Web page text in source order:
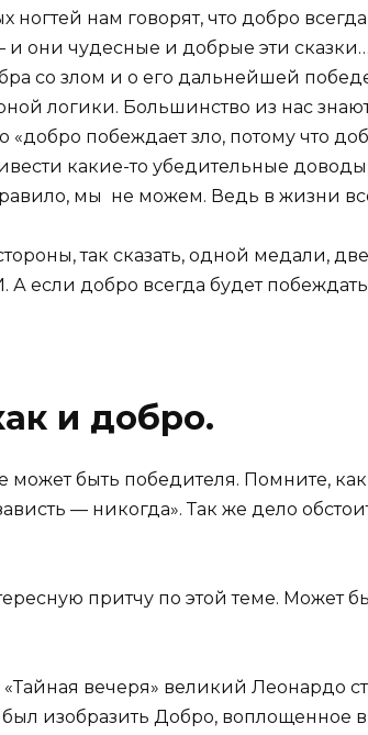
ногтей нам говорят, что добро
они чудесные и добрые эти
со злом и о его дальнейшей
логики. Большинство из нас
«добро побеждает зло, потому что
какие-то убедительные
мы не можем. Ведь в жизни
так сказать, одной медали,
если добро всегда будет
и добро.
может быть победителя. Помните,
— никогда». Так же дело
притчу по этой теме. Может
вечеря» великий Леонардо
изобразить Добро, воплощенное в